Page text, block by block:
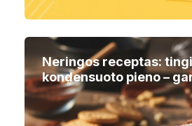
Neringos receptas:
kondensuoto pieno –